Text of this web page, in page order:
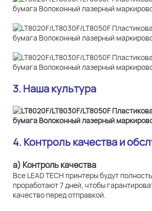
3. Наша культура
4. Контроль качества и
а) Контроль качества
Все LEAD TECH принтеры будут
проработают 7 дней, чтобы
качество перед отправкой.